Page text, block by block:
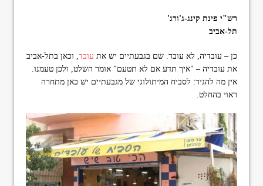
font_download סמן קישורים
ל
א
פ
ס
ה
א
פ
ש
ר
cached
רש"י פינת קינג-ג'ורג'
תל-אביב
כן – עובדיה, לא עובד. שם בגבעתיים יש את עובד , וכאן בתל-אביב
את עובדיה – "איך תדע אם לא תטעם" אומר השלט, ולכן טעמנו.
אין מה להגיד: לסביח המיתולוגי של מגבעתיים יש כאן מתחרה
ראוי בהחלט.